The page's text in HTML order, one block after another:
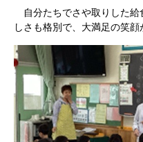
自分たちでさや取りした給
しさも格別で、大満足の笑顔